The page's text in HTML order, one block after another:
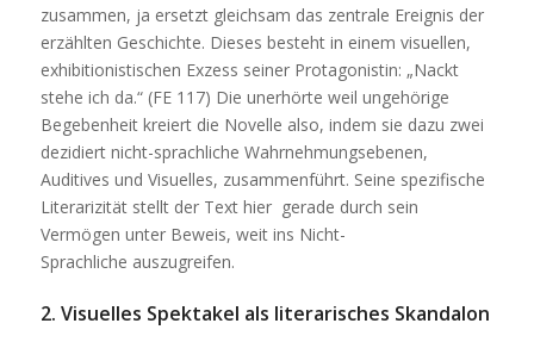
zusammen, ja ersetzt gleichsam das zentrale Ereignis der
erzählten Geschichte. Dieses besteht in einem visuellen,
exhibitionistischen Exzess seiner Protagonistin: „Nackt
stehe ich da.“ (FE 117) Die unerhörte weil ungehörige
Begebenheit kreiert die Novelle also, indem sie dazu zwei
dezidiert nicht-sprachliche Wahrnehmungsebenen,
Auditives und Visuelles, zusammenführt. Seine spezifische
Literarizität stellt der Text hier gerade durch sein
Vermögen unter Beweis, weit ins Nicht-
Sprachliche auszugreifen.
2. Visuelles Spektakel als literarisches Skandalon